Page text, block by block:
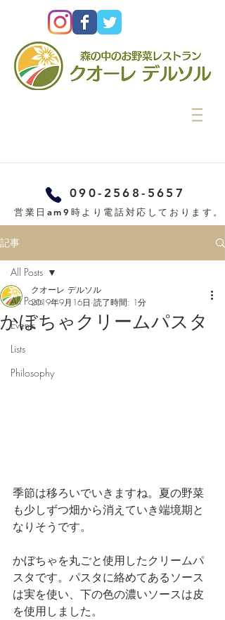
090-2568-5657
営業日am9時より電話対応しております。
記事
All Posts
Events
Lists
Philosophy
All Posts
かぼちゃクリームパスタ
クオーレ デルソル
2019年9月16日 読了時間: 1分
季節は移ろいでいきますね。夏の野菜
も少しずつ畑から消えていき端境期と
なりそうです。
かぼちゃを丸ごと使用したクリームパ
スタです。パスタに絡めてあるソース
は実を使い、下の色の濃いソースは皮
を使用しました。